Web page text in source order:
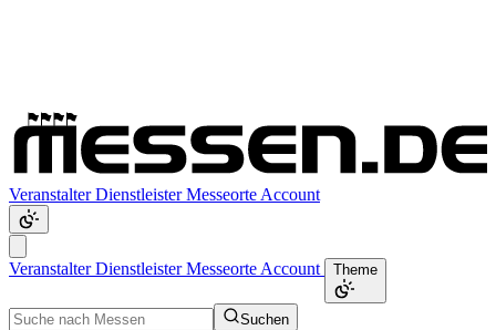
VeranstalterDienstleisterMesseorte Account
VeranstalterDienstleisterMesseorte Account Theme
Suchen